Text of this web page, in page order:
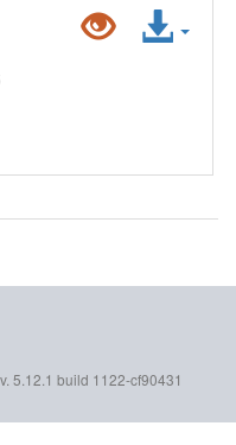
Pré-
v. 5.12.1 build 1122-cf90431